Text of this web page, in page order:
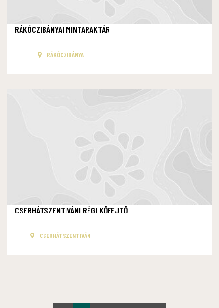
RÁKÓCZIBÁNYAI MINTARAKTÁR
RÁKÓCZIBÁNYA
CSERHÁTSZENTIVÁNI RÉGI KŐFEJTŐ
CSERHÁTSZENTIVÁN